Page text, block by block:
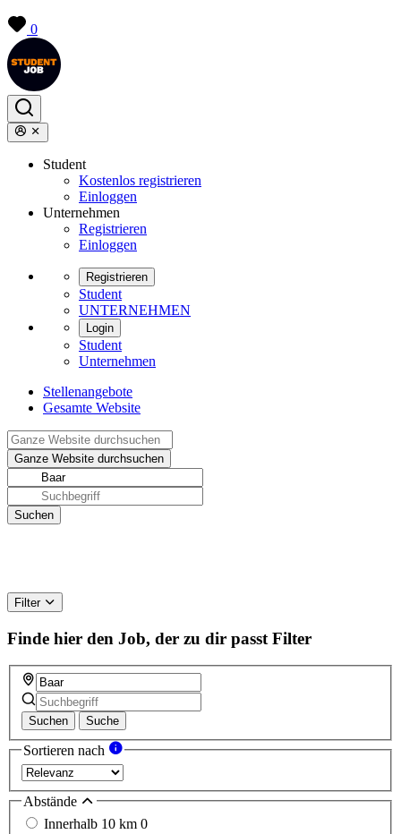
0
Student
Kostenlos registrieren
Einloggen
Unternehmen
Registrieren
Einloggen
Registrieren
Student
UNTERNEHMEN
Login
Student
Unternehmen
Stellenangebote
Gesamte Website
Filter
Finde hier den Job, der zu dir passt Filter
Suchen Suche
Sortieren nach
Abstände
Innerhalb 10 km 0